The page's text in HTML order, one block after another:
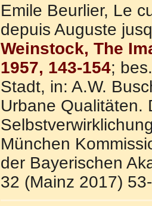
Emile Beurlier, Le
depuis Auguste
Weinstock, The
1957, 143-154;
Stadt, in: A.W.
Urbane Qualitäten.
München
der Bayerischen
32 (Mainz 2017)